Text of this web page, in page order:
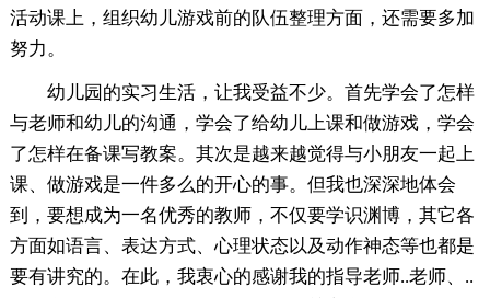
活动课上，组织幼儿游戏前的队伍整理方面，还需要多加
努力。
幼儿园的实习生活，让我受益不少。首先学会了怎样
与老师和幼儿的沟通，学会了给幼儿上课和做游戏，学会
了怎样在备课写教案。其次是越来越觉得与小朋友一起上
课、做游戏是一件多么的开心的事。但我也深深地体会
到，要想成为一名优秀的教师，不仅要学识渊博，其它各
方面如语言、表达方式、心理状态以及动作神态等也都是
要有讲究的。在此，我衷心的感谢我的指导老师..老师、..